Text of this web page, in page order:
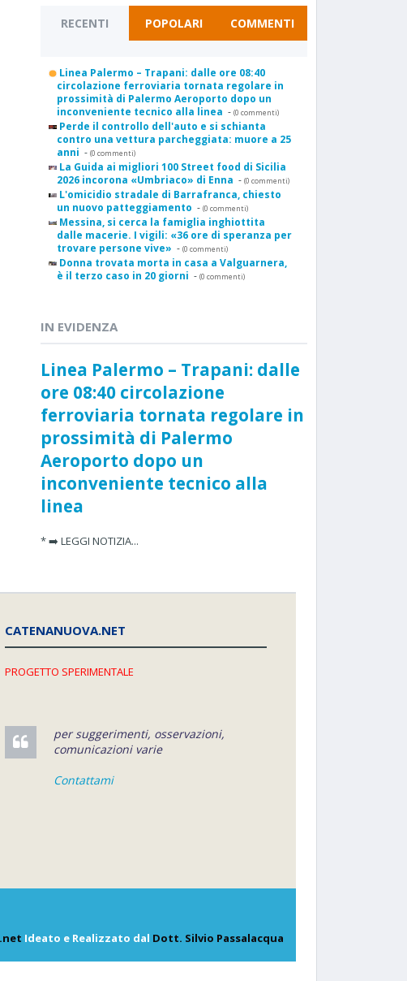
RECENTI POPOLARI COMMENTI
Linea Palermo – Trapani: dalle ore 08:40
circolazione ferroviaria tornata regolare in
prossimità di Palermo Aeroporto dopo un
inconveniente tecnico alla linea - (0 commenti)
Perde il controllo dell'auto e si schianta
contro una vettura parcheggiata: muore a 25
anni - (0 commenti)
La Guida ai migliori 100 Street food di Sicilia
2026 incorona «Umbriaco» di Enna - (0 commenti)
L'omicidio stradale di Barrafranca, chiesto
un nuovo patteggiamento - (0 commenti)
Messina, si cerca la famiglia inghiottita
dalle macerie. I vigili: «36 ore di speranza per
trovare persone vive» - (0 commenti)
Donna trovata morta in casa a Valguarnera,
è il terzo caso in 20 giorni - (0 commenti)
IN EVIDENZA
Linea Palermo – Trapani: dalle
ore 08:40 circolazione
ferroviaria tornata regolare in
prossimità di Palermo
Aeroporto dopo un
inconveniente tecnico alla
linea
* ➡️ LEGGI NOTIZIA...
CATENANUOVA.NET
PROGETTO SPERIMENTALE
per suggerimenti, osservazioni,
comunicazioni varie
Contattami
Ideato e Realizzato dal Dott. Silvio Passalacqua